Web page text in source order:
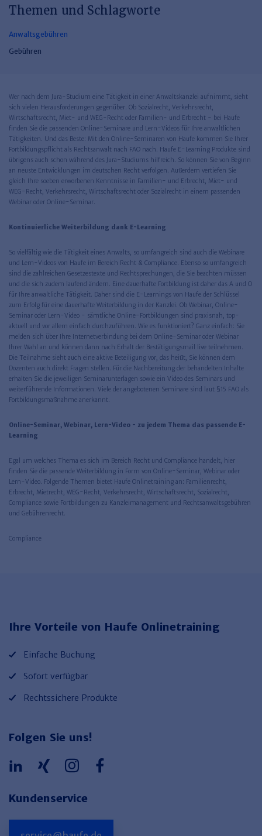
Themen und Schlagworte
Anwaltsgebühren
Gebühren
Wer nach dem Jura-Studium eine Tätigkeit in einer Anwaltskanzlei aufnimmt, sieht
sich vielen Herausforderungen gegenüber. Ob Sozialrecht, Verkehrsrecht,
Wirtschaftsrecht, Miet- und WEG-Recht oder Familien- und Erbrecht - bei Haufe
finden Sie die passenden Online-Seminare und Lern-Videos für Ihre anwaltlichen
Tätigkeiten. Und das Beste: Mit den Online-Seminaren von Haufe kommen Sie Ihrer
Fortbildungspflicht als Rechtsanwalt nach FAO nach. Haufe E-Learning Produkte sind
übrigens auch schon während des Jura-Studiums hilfreich. So können Sie von Beginn
an neuste Entwicklungen im deutschen Recht verfolgen. Außerdem vertiefen Sie
gleich Ihre soeben erworbenen Kenntnisse in Familien- und Erbrecht, Miet- und
WEG-Recht, Verkehrsrecht, Wirtschaftsrecht oder Sozialrecht in einem passenden
Webinar oder Online-Seminar.
Kontinuierliche Weiterbildung dank E-Learning
So vielfältig wie die Tätigkeit eines Anwalts, so umfangreich sind auch die Webinare
und Lern-Videos von Haufe im Bereich Recht & Compliance. Ebenso so umfangreich
sind die zahlreichen Gesetzestexte und Rechtsprechungen, die Sie beachten müssen
und die sich zudem laufend ändern. Eine dauerhafte Fortbildung ist daher das A und O
für Ihre anwaltliche Tätigkeit. Daher sind die E-Learnings von Haufe der Schlüssel
zum Erfolg für eine dauerhafte Weiterbildung in der Kanzlei. Ob Webinar, Online-
Seminar oder Lern-Video - sämtliche Online-Fortbildungen sind praxisnah, top-
aktuell und vor allem einfach durchzuführen. Wie es funktioniert? Ganz einfach: Sie
melden sich über Ihre Internetverbindung bei dem Online-Seminar oder Webinar
Ihrer Wahl an und können dann nach Erhalt der Bestätigungsmail live teilnehmen.
Die Teilnahme sieht auch eine aktive Beteiligung vor, das heißt, Sie können dem
Dozenten auch direkt Fragen stellen. Für die Nachbereitung der behandelten Inhalte
erhalten Sie die jeweiligen Seminarunterlagen sowie ein Video des Seminars und
weiterführende Informationen. Viele der angebotenen Seminare sind laut §15 FAO als
Fortbildungsmaßnahme anerkannt.
Online-Seminar, Webinar, Lern-Video - zu jedem Thema das passende E-
Learning
Egal um welches Thema es sich im Bereich Recht und Compliance handelt, hier
finden Sie die passende Weiterbildung in Form von Online-Seminar, Webinar oder
Lern-Video. Folgende Themen bietet Haufe Onlinetraining an: Familienrecht,
Erbrecht, Mietrecht, WEG-Recht, Verkehrsrecht, Wirtschaftsrecht, Sozialrecht,
Compliance sowie Fortbildungen zu Kanzleimanagement und Rechtsanwaltsgebühren
und Gebührenrecht.
Compliance
Ihre Vorteile von Haufe Onlinetraining
Einfache Buchung
Sofort verfügbar
Rechtssichere Produkte
Folgen Sie uns!
Kundenservice